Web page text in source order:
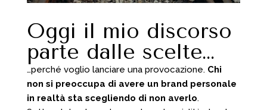
Oggi il mio discorso
parte dalle scelte…
…perché voglio lanciare una provocazione. Chi
non si preoccupa di avere un brand personale
in realtà sta scegliendo di non averlo.